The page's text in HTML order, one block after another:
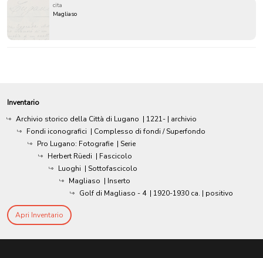
cita
Magliaso
Inventario
Archivio storico della Città di Lugano | 1221- | archivio
Fondi iconografici | Complesso di fondi / Superfondo
Pro Lugano: Fotografie | Serie
Herbert Rüedi | Fascicolo
Luoghi | Sottofascicolo
Magliaso | Inserto
Golf di Magliaso - 4 | 1920-1930 ca. | positivo
Apri Inventario